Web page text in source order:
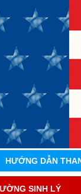
HƯỚNG DẪN
SINH LÝ